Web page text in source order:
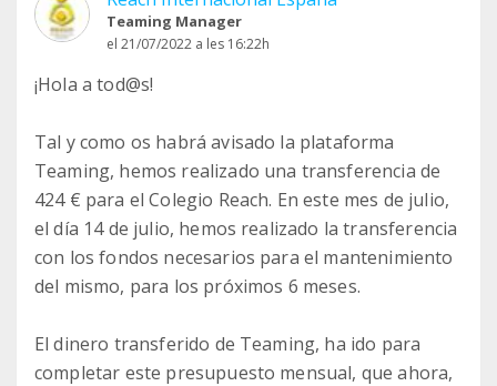
Teaming Manager
el 21/07/2022 a les 16:22h
¡Hola a tod@s!
Tal y como os habrá avisado la plataforma
Teaming, hemos realizado una transferencia de
424 € para el Colegio Reach. En este mes de julio,
el día 14 de julio, hemos realizado la transferencia
con los fondos necesarios para el mantenimiento
del mismo, para los próximos 6 meses.
El dinero transferido de Teaming, ha ido para
completar este presupuesto mensual, que ahora,